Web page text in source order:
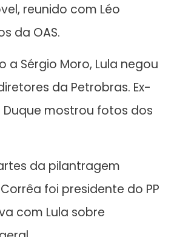
reunido com Léo
da OAS.
a Sérgio Moro, Lula negou
da Petrobras. Ex-
Duque mostrou fotos dos
da pilantragem
foi presidente do PP
com Lula sobre